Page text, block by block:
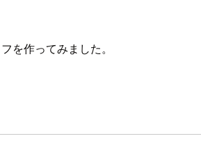
を作ってみました。